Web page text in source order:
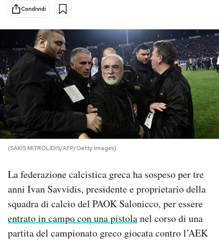
Sport
PODCAST
NEWSLETTER
I MIEI PREFERITI
SHOP
CALENDARIO
Area Personale
Condividi
(SAKIS MITROLIDIS/AFP/Getty Images)
La federazione calcistica greca ha sospeso per tre
anni Ivan Savvidis, presidente e proprietario della
squadra di calcio del PAOK Salonicco, per essere
entrato in campo con una pistolanel corso di una
partita del campionato greco giocata contro l’AEK